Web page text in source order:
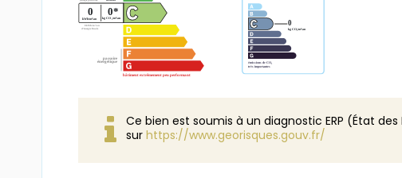
Ce bien est soumis à un diagnostic ERP (État
sur https://www.georisques.gouv.fr/